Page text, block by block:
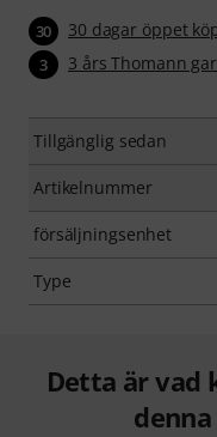
30 30 dagar öppet
3 3 års Thomann
Tillgänglig sedan
Artikelnummer
försäljningsenhet
Type
Detta är vad